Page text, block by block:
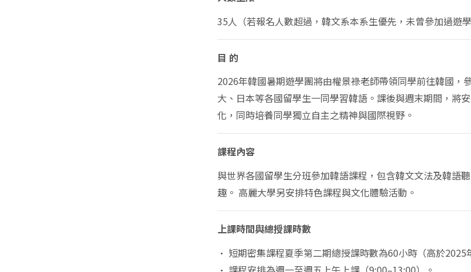
35人（若報名人數超過，韓文系本系生優先，未曾參加過遊
目 的
2026年韓國暑期遊學團將由權景祿老師帶領同學前往韓國
大、日本等各國留學生一同學習韓語。課後與週末期間，將
化，同時培養同學獨立自主之精神與國際視野。
課程內容
與世界各國留學生分班參加韓語課程，包含韓文文法及韓語
趣。 高麗大學另安排特色課程與文化體驗活動。
上課時間與總授課時數
• 短期密集課程夏季第二期總授課時數為60小時（高於2025